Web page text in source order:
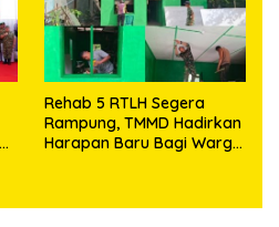
Rehab 5 RTLH Segera
Rampung, TMMD Hadirkan
Harapan Baru Bagi Warga